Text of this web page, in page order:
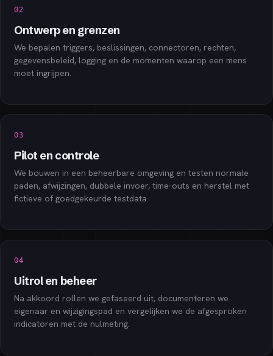
02
Ontwerp en grenzen
We bepalen triggers, beslissingen, connectoren, rechten,
gegevensbeleid, logging en de momenten waarop een mens
moet ingrijpen.
03
Pilot en controle
We bouwen in een beheerbare omgeving en testen normale
paden, afwijzingen, dubbele invoer, time-outs en herstel met
fictieve of goedgekeurde testdata.
04
Uitrol en beheer
Na akkoord rollen we gefaseerd uit, documenteren we
eigenaar en wijzigingspad en vergelijken we de afgesproken
indicatoren met de nulmeting.